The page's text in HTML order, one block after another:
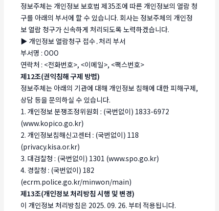
정보주체는 개인정보 보호법 제35조에 따른 개인정보의 열람 청
구를 아래의 부서에 할 수 있습니다. 회사는 정보주체의 개인정
보 열람 청구가 신속하게 처리되도록 노력하겠습니다.
▶ 개인정보 열람청구 접수․처리 부서
부서명 : OOO
연락처 : <전화번호>, <이메일>, <팩스번호>
제12조(권익침해 구제 방법)
정보주체는 아래의 기관에 대해 개인정보 침해에 대한 피해구제,
상담 등을 문의하실 수 있습니다.
1. 개인정보 분쟁조정위원회 : (국번없이) 1833-6972
(www.kopico.go.kr)
2. 개인정보침해신고센터 : (국번없이) 118
(privacy.kisa.or.kr)
3. 대검찰청 : (국번없이) 1301 (www.spo.go.kr)
4. 경찰청 : (국번없이) 182
(ecrm.police.go.kr/minwon/main)
제13조(개인정보 처리방침 시행 및 변경)
이 개인정보 처리방침은 2025. 09. 26. 부터 적용됩니다.